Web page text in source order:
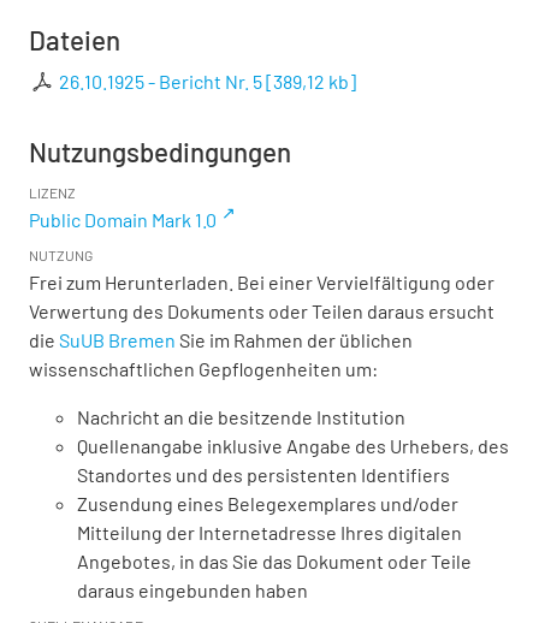
Dateien
26.10.1925 - Bericht Nr. 5[389,12 kb]
Nutzungsbedingungen
LIZENZ
Public Domain Mark 1.0
NUTZUNG
Frei zum Herunterladen. Bei einer Vervielfältigung oder
Verwertung des Dokuments oder Teilen daraus ersucht
die SuUB Bremen Sie im Rahmen der üblichen
wissenschaftlichen Gepflogenheiten um:
Nachricht an die besitzende Institution
Quellenangabe inklusive Angabe des Urhebers, des
Standortes und des persistenten Identifiers
Zusendung eines Belegexemplares und/oder
Mitteilung der Internetadresse Ihres digitalen
Angebotes, in das Sie das Dokument oder Teile
daraus eingebunden haben